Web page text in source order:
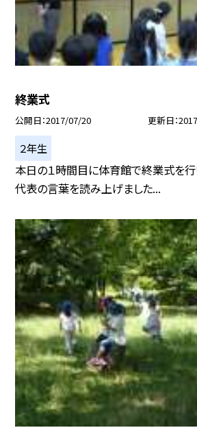
終業式
公開日 2017/07/20 更新日
２年生
本日の１時間目に体育館で終業式を行
代表の言葉を読み上げました...